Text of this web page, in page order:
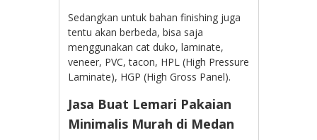
Sedangkan untuk bahan finishing juga
tentu akan berbeda, bisa saja
menggunakan cat duko, laminate,
veneer, PVC, tacon, HPL (High Pressure
Laminate), HGP (High Gross Panel).
Jasa Buat Lemari Pakaian
Minimalis Murah di Medan